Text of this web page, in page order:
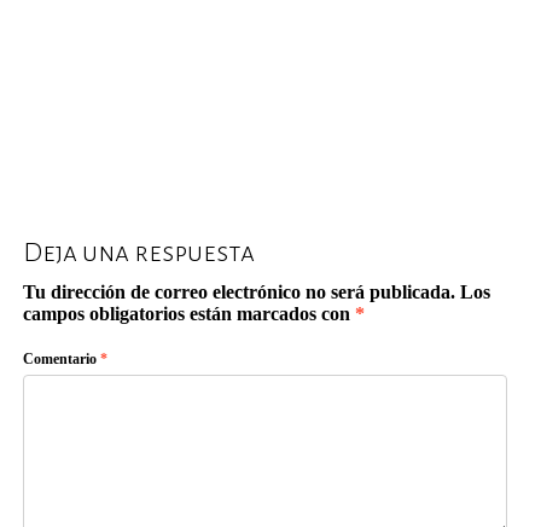
Deja una respuesta
Tu dirección de correo electrónico no será publicada. Los
campos obligatorios están marcados con *
Comentario*